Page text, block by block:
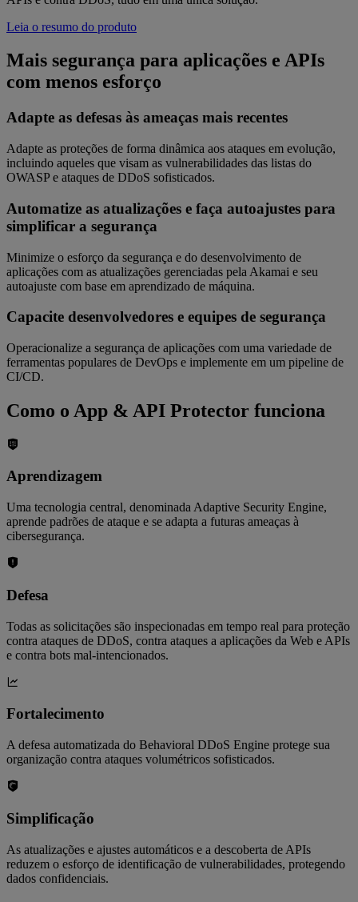
Leia o resumo do produto
Mais segurança para aplicações e APIs
com menos esforço
Adapte as defesas às ameaças mais recentes
Adapte as proteções de forma dinâmica aos ataques em evolução,
incluindo aqueles que visam as vulnerabilidades das listas do
OWASP e ataques de DDoS sofisticados.
Automatize as atualizações e faça autoajustes para
simplificar a segurança
Minimize o esforço da segurança e do desenvolvimento de
aplicações com as atualizações gerenciadas pela Akamai e seu
autoajuste com base em aprendizado de máquina.
Capacite desenvolvedores e equipes de segurança
Operacionalize a segurança de aplicações com uma variedade de
ferramentas populares de DevOps e implemente em um pipeline de
CI/CD.
Como o App & API Protector funciona
Aprendizagem
Uma tecnologia central, denominada Adaptive Security Engine,
aprende padrões de ataque e se adapta a futuras ameaças à
cibersegurança.
Defesa
Todas as solicitações são inspecionadas em tempo real para proteção
contra ataques de DDoS, contra ataques a aplicações da Web e APIs
e contra bots mal-intencionados.
Fortalecimento
A defesa automatizada do Behavioral DDoS Engine protege sua
organização contra ataques volumétricos sofisticados.
Simplificação
As atualizações e ajustes automáticos e a descoberta de APIs
reduzem o esforço de identificação de vulnerabilidades, protegendo
dados confidenciais.